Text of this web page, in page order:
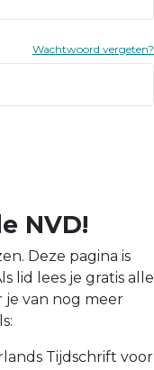
Wachtwoord vergeten?
NVD!
Deze pagina is
lid lees je gratis alle
je van nog meer
Tijdschrift voor